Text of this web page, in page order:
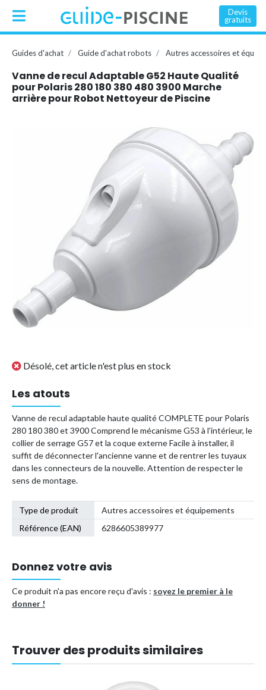
Devis
gratuits
Guides d'achat Guide d'achat robots Autres accessoires et
Vanne de recul Adaptable G52 Haute Qualité
pour Polaris 280 180 380 480 3900 Marche
arrière pour Robot Nettoyeur de Piscine
Désolé, cet article n'est plus en stock
Les atouts
Vanne de recul adaptable haute qualité COMPLETE pour Polaris
280 180 380 et 3900 Comprend le mécanisme G53 à l'intérieur, le
collier de serrage G57 et la coque externe Facile à installer, il
suffit de déconnecter l'ancienne vanne et de rentrer les tuyaux
dans les connecteurs de la nouvelle. Attention de respecter le
sens de montage.
Type de produit
Autres accessoires et équipements
Référence (EAN)
6286605389977
Donnez votre avis
Ce produit n'a pas encore reçu d'avis : soyez le premier à le
donner !
Trouver des produits similaires